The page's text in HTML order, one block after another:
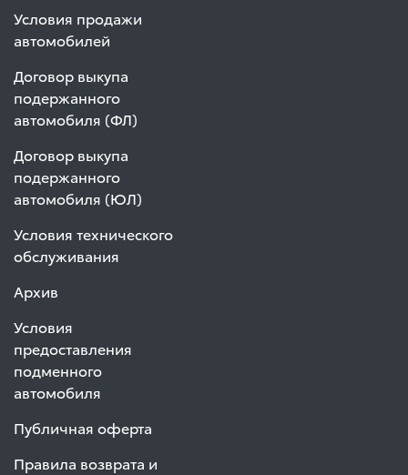
Условия продажи
автомобилей
Договор выкупа
подержанного
автомобиля (ФЛ)
Договор выкупа
подержанного
автомобиля (ЮЛ)
Условия технического
обслуживания
Архив
Условия
предоставления
подменного
автомобиля
Публичная оферта
Правила возврата и